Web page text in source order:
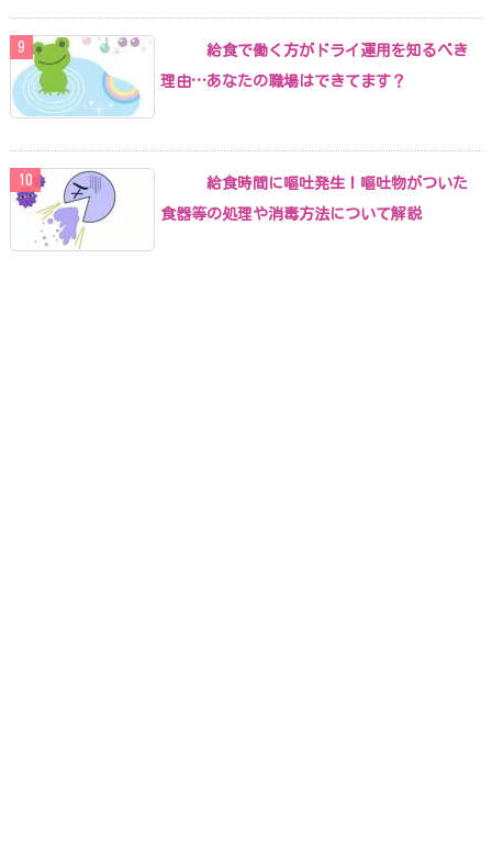
給食で働く方がドライ運用を知るべき
理由…あなたの職場はできてます？
給食時間に嘔吐発生！嘔吐物がついた
食器等の処理や消毒方法について解説